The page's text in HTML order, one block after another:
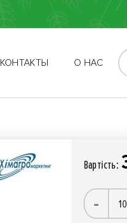
КОНТАКТЫ О НАС
Вартiсть:
-